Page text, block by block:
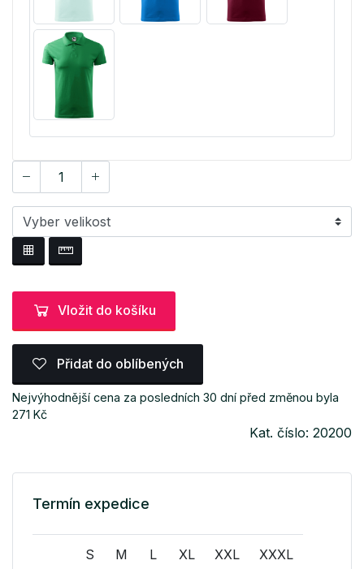
Vložit do košíku
Přidat do oblíbených
Nejvýhodnější cena za posledních 30 dní před změnou byla
271 Kč
Kat. číslo: 20200
Termín expedice
S M L XL XXL XXXL